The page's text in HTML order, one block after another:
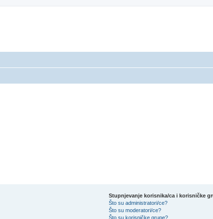
Stupnjevanje korisnika/ca i korisničke
Što su administratori/ce?
Što su moderatori/ce?
Što su korisničke grupe?